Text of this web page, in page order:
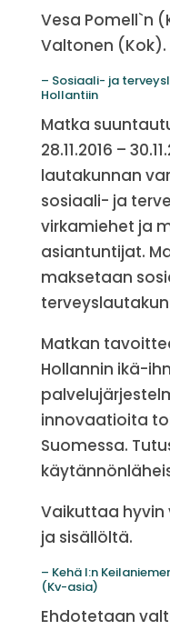
Vesa Pomell`n
Valtonen (Kok).
– Sosiaali- ja
Hollantiin
Matka
28.11.2016 –
lautakunnan
sosiaali- ja
virkamiehet ja
asiantuntijat.
maksetaan
Matkan
Hollannin ikä-
innovaatioita
Suomessa.
Vaikuttaa
ja sisällöltä.
– Kehä I:n
(Kv-asia)
Ehdotetaan